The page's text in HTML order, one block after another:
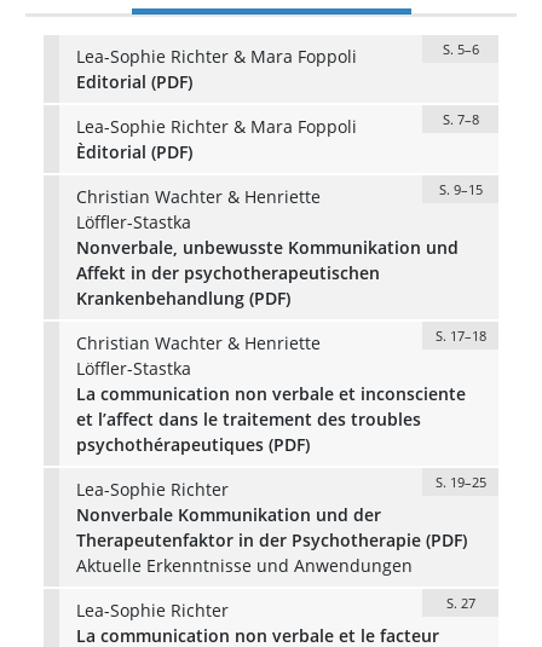
Lea-Sophie Richter & Mara Foppoli S. 5–6
Editorial (PDF)
Lea-Sophie Richter & Mara Foppoli
S. 7–8
Èditorial (PDF)
Christian Wachter & Henriette
Löffler-Stastka
S. 9–15
Nonverbale, unbewusste Kommunikation und
Affekt in der psychotherapeutischen
Krankenbehandlung (PDF)
Christian Wachter & Henriette
Löffler-Stastka
S. 17–18
La communication non verbale et inconsciente
et l’affect dans le traitement des troubles
psychothérapeutiques (PDF)
Lea-Sophie Richter
S. 19–25
Nonverbale Kommunikation und der
Therapeutenfaktor in der Psychotherapie (PDF)
Aktuelle Erkenntnisse und Anwendungen
Lea-Sophie Richter
S. 27
La communication non verbale et le facteur